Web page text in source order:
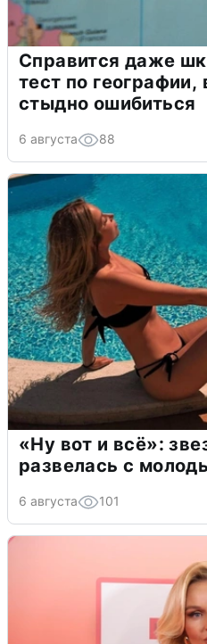
Справится даже
тест по географии,
стыдно ошибиться
6 августа 88
«Ну вот и всё»:
развелась с
6 августа 101